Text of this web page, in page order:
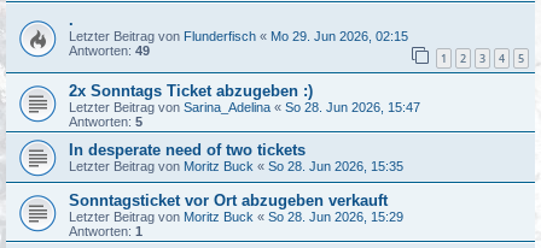
.
Letzter Beitrag von Flunderfisch « Mo 29. Jun 2026, 02:15
Antworten: 49 1 2 3 4 5
2x Sonntags Ticket abzugeben :)
Letzter Beitrag von Sarina_Adelina « So 28. Jun 2026, 15:47
Antworten: 5
In desperate need of two tickets
Letzter Beitrag von Moritz Buck « So 28. Jun 2026, 15:35
Sonntagsticket vor Ort abzugeben verkauft
Letzter Beitrag von Moritz Buck « So 28. Jun 2026, 15:29
Antworten: 1